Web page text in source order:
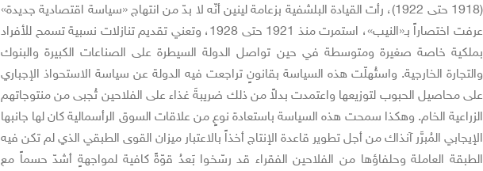
(1918 حتى 1922)، رأت القيادة البلشفية بزعامة لينين أنّه لا بدّ من انتهاج «سياسة اقتصادية جديدة»
عرفت اختصاراً بـ«النيب»، استمرت منذ 1921 حتى 1928، وتعني تقديم تنازلات نسبية تسمح للأفراد
بملكية خاصة صغيرة ومتوسطة في حين تواصل الدولة السيطرة على الصناعات الكبيرة والبنوك
والتجارة الخارجية. واستُهلّت هذه السياسة بقانونٍ تراجعت فيه الدولة عن سياسة الاستحواذ الإجباري
على محاصيل الحبوب لتوزيعها واعتمدت بدلاً من ذلك ضريبةَ غذاء على الفلاحين تُجبى من منتوجاتهم
الزراعية الخام. وهكذا سمحت هذه السياسة باستعادة نوعٍ من علاقات السوق الرأسمالية كان لها جانبها
الإيجابي المُبرَّر آنذاك من أجل تطوير قاعدة الإنتاج أخذاً بالاعتبار ميزان القوى الطبقي الذي لم تكن فيه
الطبقة العاملة وحلفاؤها من الفلاحين الفقراء قد رسّخوا بَعدُ قوّةً كافية لمواجهةٍ أشدّ حسماً مع